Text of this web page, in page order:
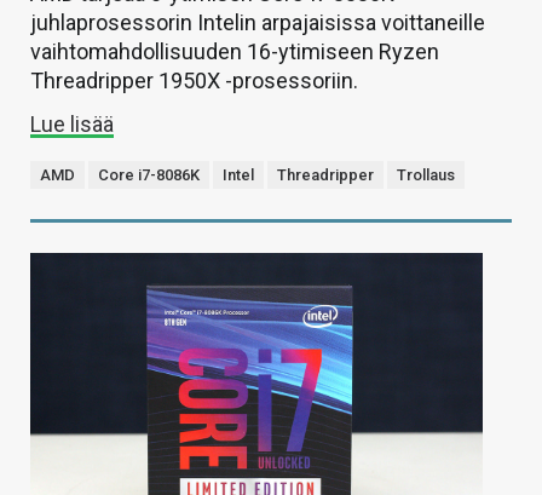
juhlaprosessorin Intelin arpajaisissa voittaneille
vaihtomahdollisuuden 16-ytimiseen Ryzen
Threadripper 1950X -prosessoriin.
Lue lisää
AMD Core i7-8086K Intel Threadripper Trollaus